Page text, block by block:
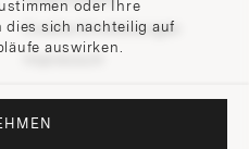
oder Ihre
dies sich nachteilig auf
auswirken.
Cookie-Einstellungen